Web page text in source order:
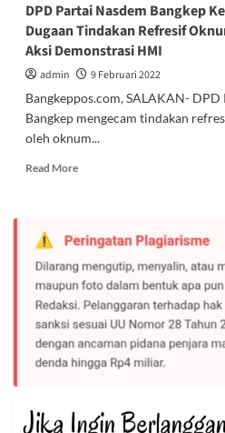
DPD Partai Nasdem Bangkep
Dugaan Tindakan Refresif
Aksi Demonstrasi HMI
admin
9 Februari 2022
Bangkeppos.com, SALAKAN-
Bangkep mengecam tindakan
oleh oknum...
Read MoreRead
Partai
Nasdem
Bangkep
Keluarkan
Sikap
Tegas
Soal
Dugaan
Tindakan
Aparat